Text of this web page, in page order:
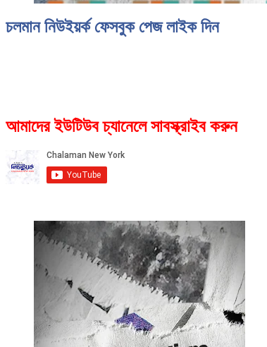
চলমান নিউইয়র্ক ফেসবুক পেজ লাইক দিন
আমাদের ইউটিউব চ্যানেলে সাবস্ক্রাইব করুন